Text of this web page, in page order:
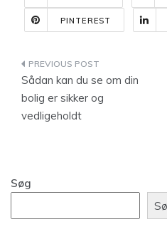
PINTEREST
Sådan kan du se om din
bolig er sikker og
vedligeholdt
Søg